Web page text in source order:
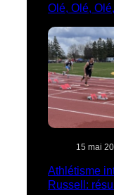
Olé, Olé,
15 mai
Athlétisme
Russell: